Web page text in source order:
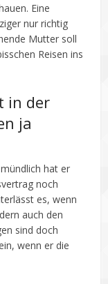
Eine
nur richtig
Mutter soll
Reisen ins
in der
ja
hat er
noch
es, wenn
auch den
sind doch
wenn er die